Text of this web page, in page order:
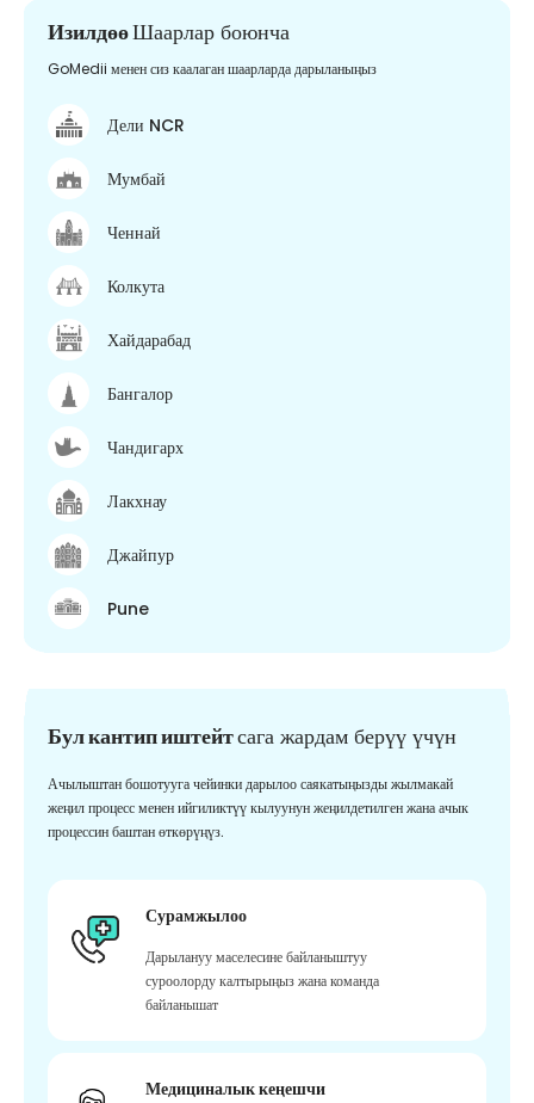
ИзилдөөШаарлар боюнча
GoMedii менен сиз каалаган шаарларда дарыланыңыз
Дели NCR
Мумбай
Ченнай
Колкута
Хайдарабад
Бангалор
Чандигарх
Лакхнау
Джайпур
Pune
Бул кантип иштейтсага жардам берүү үчүн
Ачылыштан бошотууга чейинки дарылоо саякатыңызды жылмакай
жеңил процесс менен ийгиликтүү кылуунун жеңилдетилген жана ачык
процессин баштан өткөрүңүз.
Сурамжылоо
Дарылануу маселесине байланыштуу
суроолорду калтырыңыз жана команда
байланышат
Медициналык кеңешчи